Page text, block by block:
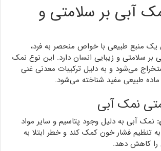
آبی بر سلامتی و
یک منبع طبیعی با خواص منحصر به فرد،
بر سلامتی و زیبایی انسان دارد. این نوع نمک
می‌شود و به دلیل ترکیبات معدنی غنی
طبیعی مفید شناخته می‌شود.
نمک آبی
نمک آبی به دلیل وجود پتاسیم و سایر مواد
تنظیم فشار خون کمک کند و خطر ابتلا به
را کاهش دهد.